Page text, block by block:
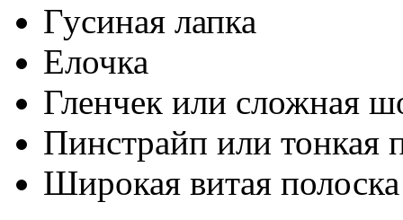
Гусиная лапка
Елочка
Гленчек или сложная
Пинстрайп или тонкая
Широкая витая полоска